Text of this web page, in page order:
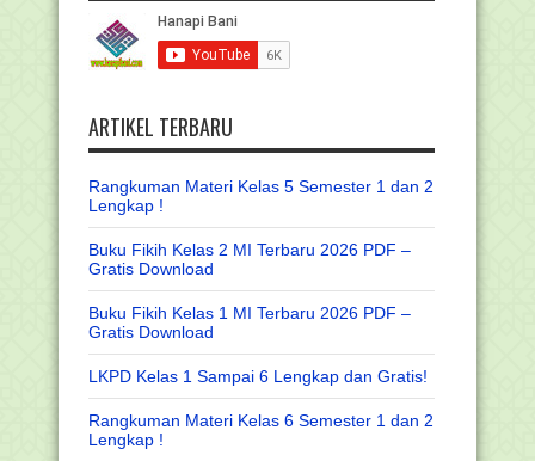
ARTIKEL TERBARU
Rangkuman Materi Kelas 5 Semester 1 dan 2
Lengkap !
Buku Fikih Kelas 2 MI Terbaru 2026 PDF –
Gratis Download
Buku Fikih Kelas 1 MI Terbaru 2026 PDF –
Gratis Download
LKPD Kelas 1 Sampai 6 Lengkap dan Gratis!
Rangkuman Materi Kelas 6 Semester 1 dan 2
Lengkap !